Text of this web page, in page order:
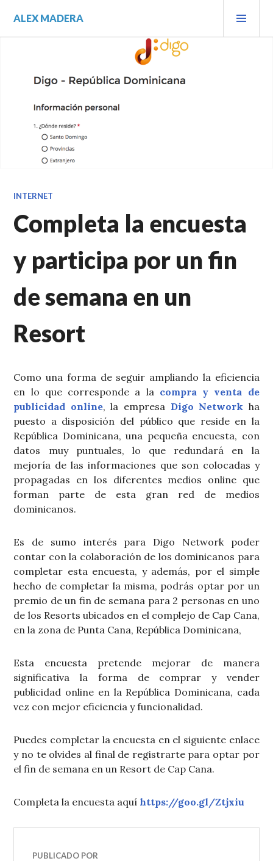
contenido.
ALEX MADERA
INTERNET
Completa la encuesta
y participa por un fin
de semana en un
Resort
Como una forma de seguir ampliando la eficiencia
en lo que corresponde a la compra y venta de
publicidad online, la empresa Digo Network ha
puesto a disposición del público que reside en la
República Dominicana, una pequeña encuesta, con
datos muy puntuales, lo que redundará en la
mejoría de las informaciones que son colocadas y
propagadas en los diferentes medios online que
forman parte de esta gran red de medios
dominicanos.
Es de sumo interés para Digo Network poder
contar con la colaboración de los dominicanos para
completar esta encuesta, y además, por el simple
hecho de completar la misma, podrás optar por un
premio de un fin de semana para 2 personas en uno
de los Resorts ubicados en el complejo de Cap Cana,
en la zona de Punta Cana, República Dominicana,
Esta encuesta pretende mejorar de manera
significativa la forma de comprar y vender
publicidad online en la República Dominicana, cada
vez con mejor eficiencia y funcionalidad.
Puedes completar la encuesta en el siguiente enlace
y no te olvides al final de registrarte para optar por
el fin de semana en un Resort de Cap Cana.
Completa la encuesta aquíhttps://goo.gl/Ztjxiu
PUBLICADO POR